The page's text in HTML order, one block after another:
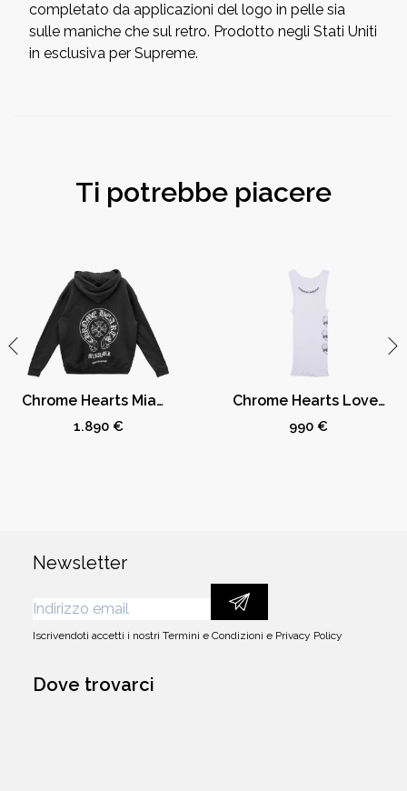
completato da applicazioni del logo in pelle sia
sulle maniche che sul retro. Prodotto negli Stati Uniti
in esclusiva per Supreme.
Ti potrebbe piacere
Chrome Hearts Miami Exclusive Horseshoe Zip Up Hoodie
1.890 €
Chrome Hearts Love You Hearts Rib Tank White/Black
990 €
Newsletter
Iscrivendoti accetti i nostri Termini e Condizioni e Privacy Policy
Dove trovarci